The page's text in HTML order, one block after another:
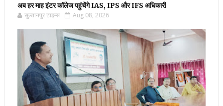
अब हर माह इंटर कॉलेज पहुंचेंगे IAS, IPS और IFS अधिकारी
सुल्तानपुर टाइम्स Aug 08, 2026